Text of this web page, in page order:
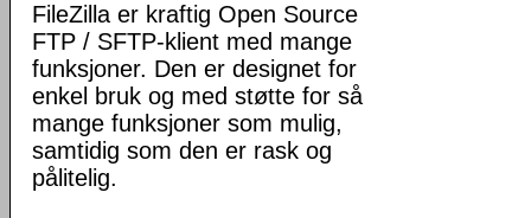
FileZilla er kraftig Open Source
FTP / SFTP-klient med mange
funksjoner. Den er designet for
enkel bruk og med støtte for så
mange funksjoner som mulig,
samtidig som den er rask og
pålitelig.